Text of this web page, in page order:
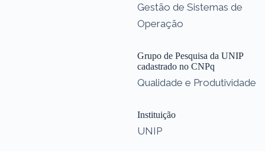
Gestão de Sistemas de
Operação
Grupo de Pesquisa da UNIP
cadastrado no CNPq
Qualidade e Produtividade
Instituição
UNIP